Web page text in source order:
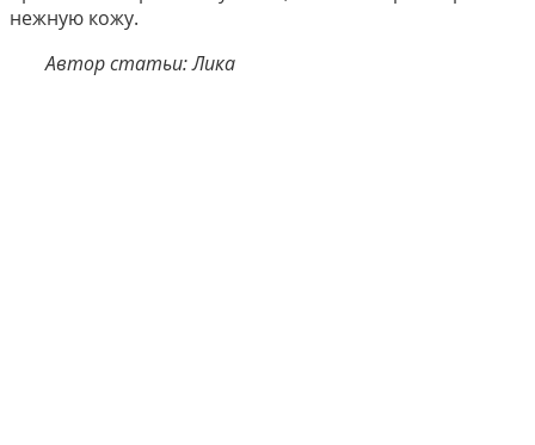
нежную кожу.
Автор статьи: Лика